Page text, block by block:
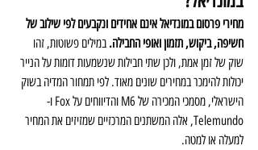
מחירי פרסום במונדיאל אינם אחידים ונקבעים לפי שילוב של
חשיפה, ביקוש, תזמון ואופי החבילה. במילים פשוטות, זהו
שוק של זמן אמת, ולכן שתי חבילות שנשמעות דומות על הנייר
יכולות להימכר במחירים שונים מאוד. לפי תמחור המדיה בשוק
הישראלי, מסמכי המכירה של M6 והדיווחים על Fox ו-
Telemundo, אלה המשתנים המרכזיים שמזיזים את המחיר
למעלה או למטה.